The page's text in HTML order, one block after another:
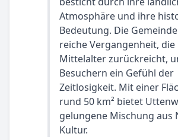
Atmosphäre und ihre
Bedeutung. Die
reiche Vergangenheit, die
Mittelalter zurückreicht,
Besuchern ein Gefühl der
Zeitlosigkeit. Mit einer
rund 50 km² bietet
gelungene Mischung aus
Kultur.